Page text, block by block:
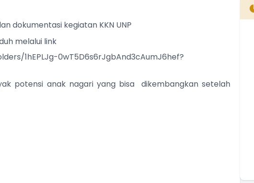
dokumentasi kegiatan KKN UNP
melalui link
1hEPLJg-0wT5D6s6rJgbAnd3cAumJ6hef?
potensi anak nagari yang bisa dikembangkan setelah